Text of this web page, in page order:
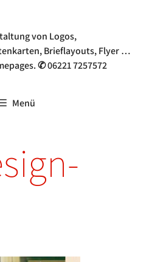
von Logos,
Brieflayouts, Flyer …
✆ 06221 7257572
Menü